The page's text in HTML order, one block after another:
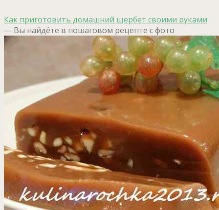
Как приготовить домашний щербет своими руками
— Вы найдёте в пошаговом рецепте с фото